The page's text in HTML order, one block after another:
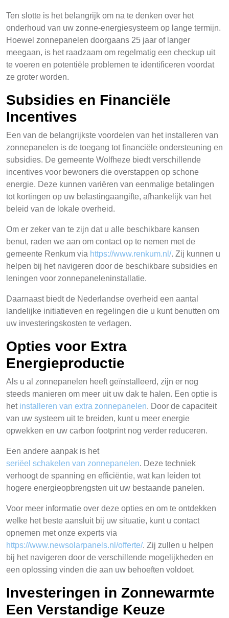
Ten slotte is het belangrijk om na te denken over het
onderhoud van uw zonne-energiesysteem op lange termijn.
Hoewel zonnepanelen doorgaans 25 jaar of langer
meegaan, is het raadzaam om regelmatig een checkup uit
te voeren en potentiële problemen te identificeren voordat
ze groter worden.
Subsidies en Financiële
Incentives
Een van de belangrijkste voordelen van het installeren van
zonnepanelen is de toegang tot financiële ondersteuning en
subsidies. De gemeente Wolfheze biedt verschillende
incentives voor bewoners die overstappen op schone
energie. Deze kunnen variëren van eenmalige betalingen
tot kortingen op uw belastingaangifte, afhankelijk van het
beleid van de lokale overheid.
Om er zeker van te zijn dat u alle beschikbare kansen
benut, raden we aan om contact op te nemen met de
gemeente Renkum via https://www.renkum.nl/. Zij kunnen u
helpen bij het navigeren door de beschikbare subsidies en
leningen voor zonnepaneleninstallatie.
Daarnaast biedt de Nederlandse overheid een aantal
landelijke initiatieven en regelingen die u kunt benutten om
uw investeringskosten te verlagen.
Opties voor Extra
Energieproductie
Als u al zonnepanelen heeft geïnstalleerd, zijn er nog
steeds manieren om meer uit uw dak te halen. Een optie is
het installeren van extra zonnepanelen. Door de capaciteit
van uw systeem uit te breiden, kunt u meer energie
opwekken en uw carbon footprint nog verder reduceren.
Een andere aanpak is het
seriëel schakelen van zonnepanelen. Deze techniek
verhoogt de spanning en efficiëntie, wat kan leiden tot
hogere energieopbrengsten uit uw bestaande panelen.
Voor meer informatie over deze opties en om te ontdekken
welke het beste aansluit bij uw situatie, kunt u contact
opnemen met onze experts via
https://www.newsolarpanels.nl/offerte/. Zij zullen u helpen
bij het navigeren door de verschillende mogelijkheden en
een oplossing vinden die aan uw behoeften voldoet.
Investeringen in Zonnewarmte
Een Verstandige Keuze